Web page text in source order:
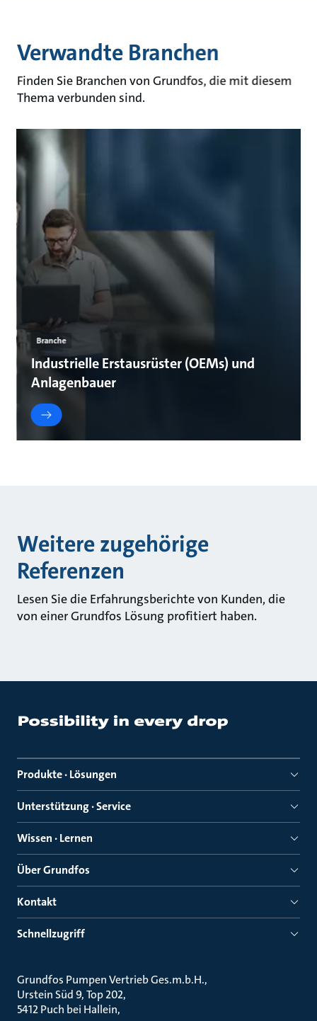
Verwandte Branchen
Finden Sie Branchen von Grundfos, die mit diesem
Thema verbunden sind.
Branche
Industrielle Erstausrüster (OEMs) und
Anlagenbauer
Weitere zugehörige
Referenzen
Lesen Sie die Erfahrungsberichte von Kunden, die
von einer Grundfos Lösung profitiert haben.
Produkte · Lösungen
Unterstützung · Service
Wissen · Lernen
Über Grundfos
Kontakt
Schnellzugriff
Grundfos Pumpen Vertrieb Ges.m.b.H.
Urstein Süd 9, Top 202
5412 Puch bei Hallein